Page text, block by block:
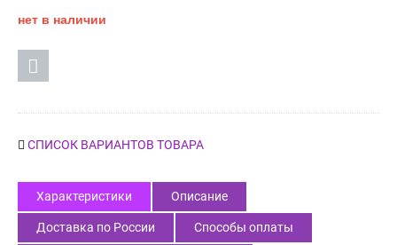
нет в наличии
СПИСОК ВАРИАНТОВ ТОВАРА
Характеристики Описание
Доставка по России Способы оплаты